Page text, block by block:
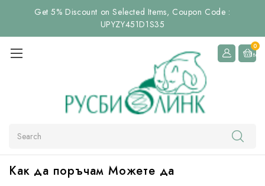
Get 5% Discount on Selected Items, Coupon Code :
UPYZY451D1S35
0
Item
Как да поръчам Можете да